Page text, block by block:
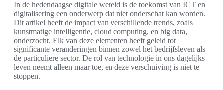
In de hedendaagse digitale wereld is de toekomst van ICT en
digitalisering een onderwerp dat niet onderschat kan worden.
Dit artikel heeft de impact van verschillende trends, zoals
kunstmatige intelligentie, cloud computing, en big data,
onderzocht. Elk van deze elementen heeft geleid tot
significante veranderingen binnen zowel het bedrijfsleven als
de particuliere sector. De rol van technologie in ons dagelijks
leven neemt alleen maar toe, en deze verschuiving is niet te
stoppen.